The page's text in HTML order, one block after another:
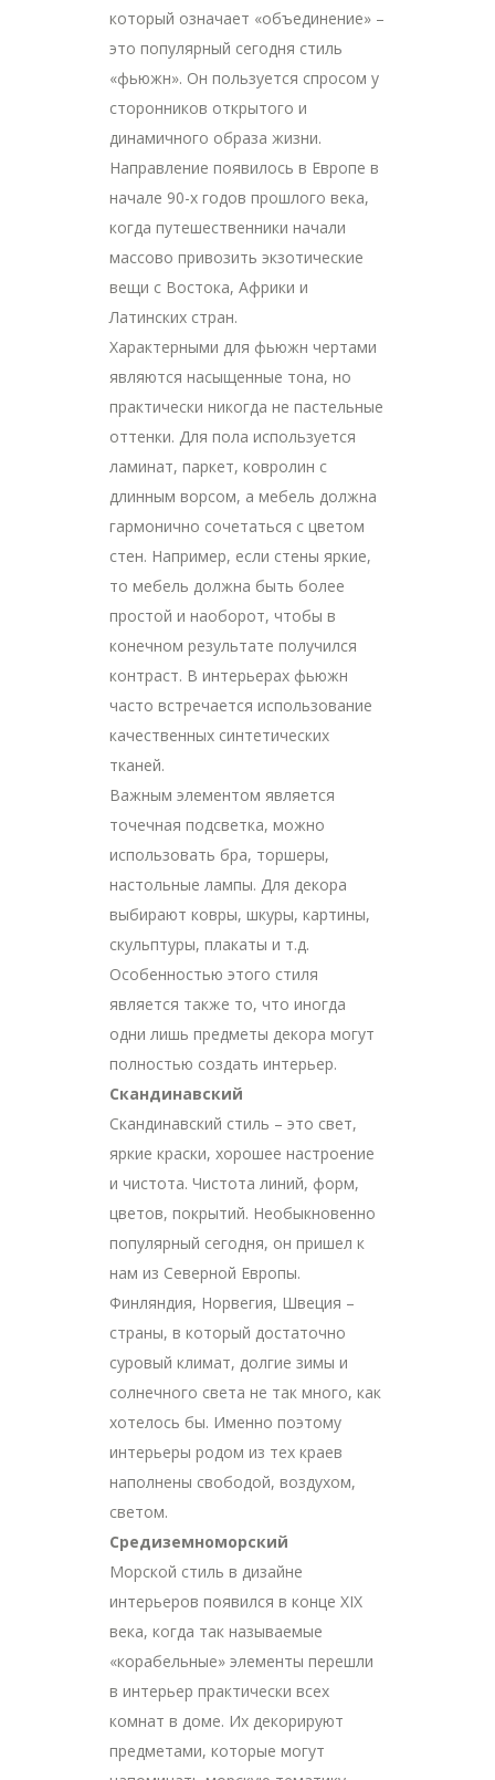
который означает «объединение» –
это популярный сегодня стиль
«фьюжн». Он пользуется спросом у
сторонников открытого и
динамичного образа жизни.
Направление появилось в Европе в
начале 90-х годов прошлого века,
когда путешественники начали
массово привозить экзотические
вещи с Востока, Африки и
Латинских стран.
Характерными для фьюжн чертами
являются насыщенные тона, но
практически никогда не пастельные
оттенки. Для пола используется
ламинат, паркет, ковролин с
длинным ворсом, а мебель должна
гармонично сочетаться с цветом
стен. Например, если стены яркие,
то мебель должна быть более
простой и наоборот, чтобы в
конечном результате получился
контраст. В интерьерах фьюжн
часто встречается использование
качественных синтетических
тканей.
Важным элементом является
точечная подсветка, можно
использовать бра, торшеры,
настольные лампы. Для декора
выбирают ковры, шкуры, картины,
скульптуры, плакаты и т.д.
Особенностью этого стиля
является также то, что иногда
одни лишь предметы декора могут
полностью создать интерьер.
Скандинавский
Скандинавский стиль – это свет,
яркие краски, хорошее настроение
и чистота. Чистота линий, форм,
цветов, покрытий. Необыкновенно
популярный сегодня, он пришел к
нам из Северной Европы.
Финляндия, Норвегия, Швеция –
страны, в который достаточно
суровый климат, долгие зимы и
солнечного света не так много, как
хотелось бы. Именно поэтому
интерьеры родом из тех краев
наполнены свободой, воздухом,
светом.
Средиземноморский
Морской стиль в дизайне
интерьеров появился в конце XIX
века, когда так называемые
«корабельные» элементы перешли
в интерьер практически всех
комнат в доме. Их декорируют
предметами, которые могут